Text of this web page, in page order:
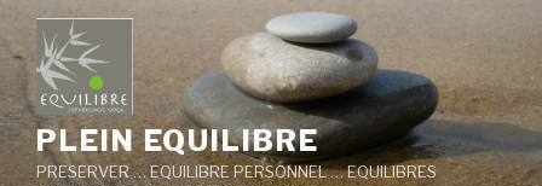
Aller
au
contenu
principal
PLEIN EQUILIBRE
PRESERVER … EQUILIBRE PERSONNEL … EQUILIBRES